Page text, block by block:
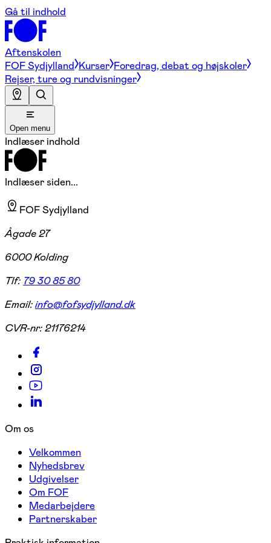
Gå til indhold
Aftenskolen
FOF Sydjylland Kurser Foredrag, debat og højskoler
Rejser, ture og rundvisninger
Open menu
Indlæser indhold
Indlæser siden...
FOF Sydjylland
Ågade 27
6000 Kolding
Tlf: 79 30 85 80
Email:info@fofsydjylland.dk
CVR-nr:21176214
Om os
Velkommen
Nyhedsbrev
Udgivelser
Om FOF
Medarbejdere
Partnerskaber